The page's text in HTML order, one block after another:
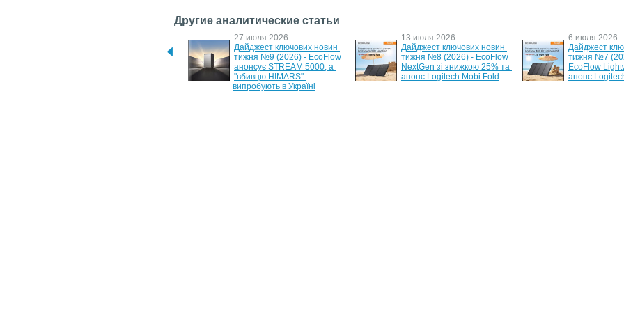
Другие аналитические статьи
Дайджест ключових новин
27 июля 2026
Дайджест ключових новин
тижня №9 (2026) - EcoFlow
анонсує STREAM 5000, а
"вбивцю HIMARS"
випробують в Україні
13 июля 2026
Дайджест ключових новин
тижня №8 (2026) - EcoFlow
NextGen зі знижкою 25% та
анонс Logitech Mobi Fold
6 июля 2026
Дайджест
тижня №7
EcoFlow
анонс